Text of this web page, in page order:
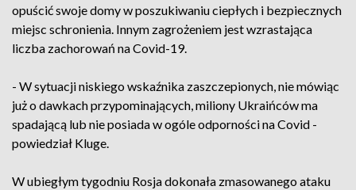
opuścić swoje domy w poszukiwaniu ciepłych i bezpiecznych
miejsc schronienia. Innym zagrożeniem jest wzrastająca
liczba zachorowań na Covid-19.
- W sytuacji niskiego wskaźnika zaszczepionych, nie mówiąc
już o dawkach przypominających, miliony Ukraińców ma
spadającą lub nie posiada w ogóle odporności na Covid -
powiedział Kluge.
W ubiegłym tygodniu Rosja dokonała zmasowanego ataku